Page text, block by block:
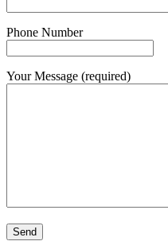
Phone Number
Your Message (required)